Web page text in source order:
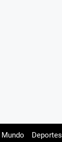
Mundo Deportes